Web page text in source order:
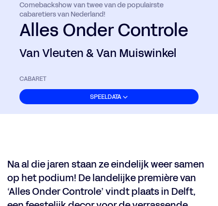
Alles Onder Controle
Van Vleuten & Van Muiswinkel
Comebackshow van twee van de populairste
cabaretiers van Nederland!
CABARET
SPEELDATA
Na al die jaren staan ze eindelijk weer samen
op het podium! De landelijke première van
‘Alles Onder Controle’ vindt plaats in Delft,